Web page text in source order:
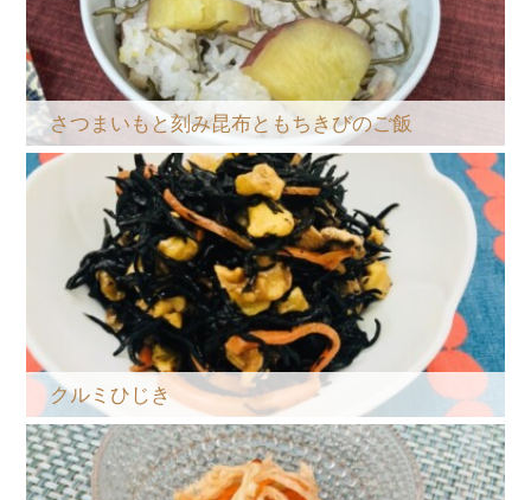
さつまいもと刻み昆布ともちきびのご飯
クルミひじき